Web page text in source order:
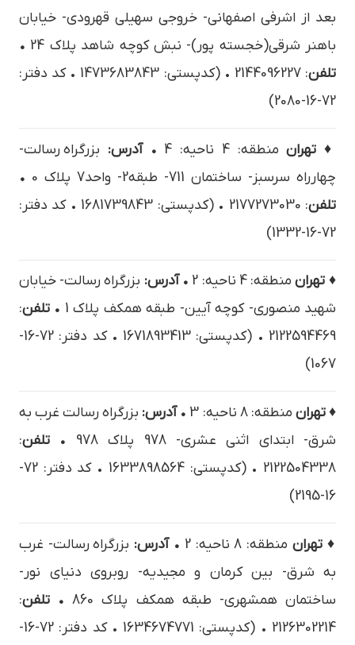
بعد از اشرفی اصفهانی- خروجی سهیلی قهرودی- خیابان
باهنر شرقی(خجسته پور)- نبش کوچه شاهد پلاک 24
•
تلفن
: 2144096227 • (کدپستی: 1473683843 • کد دفتر:
72-16-2080)
♦ تهران منطقه: 4 ناحیه: 4 • آدرس: بزرگراه رسالت-
چهارراه سرسبز- ساختمان 711- طبقه2- واحد7 پلاک 0
•
تلفن
: 2177273030 • (کدپستی: 1681739843 • کد دفتر:
72-16-1332)
♦ تهران منطقه: 4 ناحیه: 2 • آدرس: بزرگراه رسالت- خیابان
شهید منصوری- کوچه آیین- طبقه همکف پلاک 1
• تلفن:
2122594469 • (کدپستی: 1671893413 • کد دفتر: 72-16-
1067)
♦ تهران منطقه: 8 ناحیه: 3 • آدرس: بزرگراه رسالت غرب به
شرق- ابتدای اثنی عشری- 978 پلاک 978
• تلفن:
2122504338 • (کدپستی: 1633898564 • کد دفتر: 72-
16-2195)
♦ تهران منطقه: 8 ناحیه: 2 • آدرس: بزرگراه رسالت- غرب
به شرق- بین کرمان و مجیدیه- روبروی دنیای نور-
ساختمان همشهری- طبقه همکف پلاک 860
• تلفن:
2126302214 • (کدپستی: 1634674771 • کد دفتر: 72-16-